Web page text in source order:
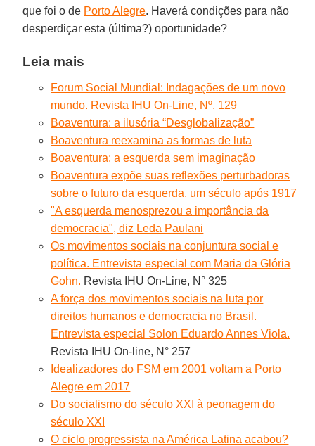
que foi o de Porto Alegre. Haverá condições para não
desperdiçar esta (última?) oportunidade?
Leia mais
Forum Social Mundial: Indagações de um novo
mundo. Revista IHU On-Line, Nº. 129
Boaventura: a ilusória “Desglobalização”
Boaventura reexamina as formas de luta
Boaventura: a esquerda sem imaginação
Boaventura expõe suas reflexões perturbadoras
sobre o futuro da esquerda, um século após 1917
"A esquerda menosprezou a importância da
democracia", diz Leda Paulani
Os movimentos sociais na conjuntura social e
política. Entrevista especial com Maria da Glória
Gohn. Revista IHU On-Line, N° 325
A força dos movimentos sociais na luta por
direitos humanos e democracia no Brasil.
Entrevista especial Solon Eduardo Annes Viola.
Revista IHU On-line, N° 257
Idealizadores do FSM em 2001 voltam a Porto
Alegre em 2017
Do socialismo do século XXI à peonagem do
século XXI
O ciclo progressista na América Latina acabou?